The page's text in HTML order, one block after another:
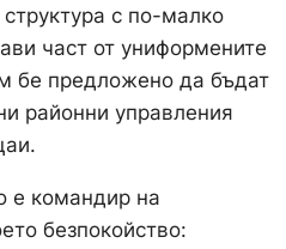
с по-малко
част от униформените
бе предложено да бъдат
районни управления
е командир на
безпокойство: